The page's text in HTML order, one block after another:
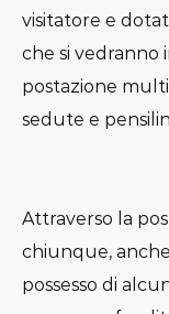
visitatore e
che si vedranno
postazione
sedute e
Attraverso la
chiunque,
possesso di